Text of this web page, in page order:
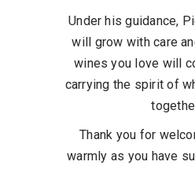
Under his guidance,
will grow with care
wines you love will
carrying the spirit of
Thank you for
warmly as you have